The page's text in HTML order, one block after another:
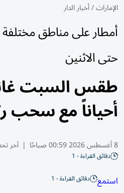
الإمارات/أخبار الدار
أمطار على مناطق مختلفة
حتى الاثنين
طقس السبت
أحياناً مع سحب
8 أغسطس 2026 00:59 صباحًا | آخر
دقائق القراءة - 1
استمع دقائق القراءة - 1